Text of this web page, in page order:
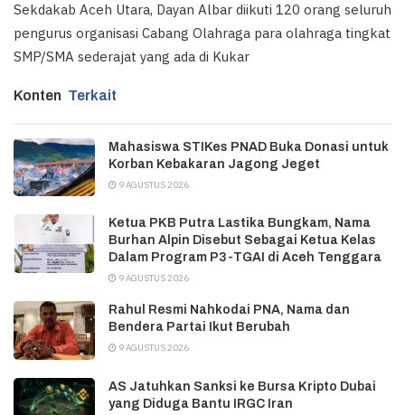
Sekdakab Aceh Utara, Dayan Albar diikuti 120 orang seluruh
pengurus organisasi Cabang Olahraga para olahraga tingkat
SMP/SMA sederajat yang ada di Kukar
Konten Terkait
Mahasiswa STIKes PNAD Buka Donasi untuk
Korban Kebakaran Jagong Jeget
9 AGUSTUS 2026
Ketua PKB Putra Lastika Bungkam, Nama
Burhan Alpin Disebut Sebagai Ketua Kelas
Dalam Program P3-TGAI di Aceh Tenggara
9 AGUSTUS 2026
Rahul Resmi Nahkodai PNA, Nama dan
Bendera Partai Ikut Berubah
9 AGUSTUS 2026
AS Jatuhkan Sanksi ke Bursa Kripto Dubai
yang Diduga Bantu IRGC Iran